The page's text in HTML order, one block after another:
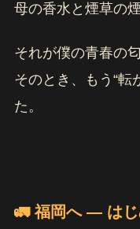
母の香水と煙草の
それが僕の青春の
そのとき、もう“転
た。
🚛 福岡へ ― はじ